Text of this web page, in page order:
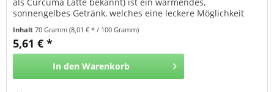
sonnengelbes Getränk, welches eine leckere Möglichkeit
Anwendung: siehe Verzehrempfehlung/Verwendung Marke:
Raab Vitalfood Herkunft: Deutschland (DE) Ursprung:...
Inhalt70 Gramm(8,01 € * / 100 Gramm)
5,61 € *
In den Warenkorb